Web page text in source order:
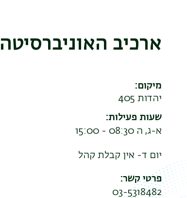
ארכיב האוניברסיטה
מיקום
יהדות 405
שעות פעילות
א-ג, ה 08:30 - 15:00
יום ד- אין קבלת קהל
פרטי קשר
03-5318482